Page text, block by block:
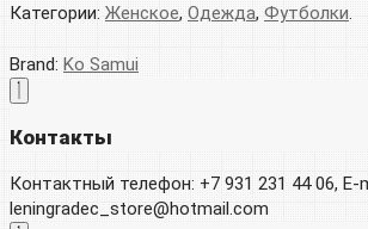
Категории: Женское, Одежда, Футболки
Brand: Ko Samui
Контакты
Контактный телефон: +7 931 231 44 06, E-
leningradec_store@hotmail.com